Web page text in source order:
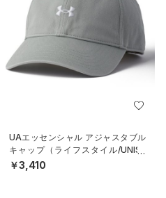
UAエッセンシャル アジャスタブル
キャップ（ライフスタイル/UNISE
X）
￥3,410